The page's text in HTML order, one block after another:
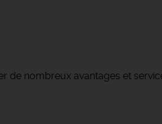
de nombreux avantages et